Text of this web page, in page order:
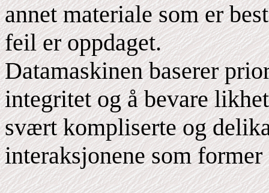
annet materiale som er
feil er oppdaget.
Datamaskinen baserer
integritet og å bevare
svært kompliserte og
interaksjonene som